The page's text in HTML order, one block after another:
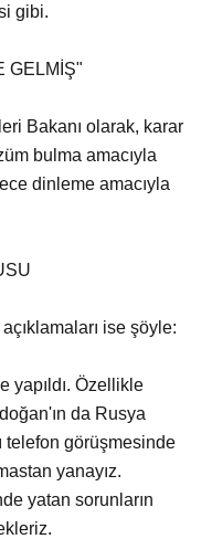
gibi.
GELMİŞ"
Bakanı olarak, karar
bulma amacıyla
dinleme amacıyla
ise şöyle:
yapıldı. Özellikle
da Rusya
telefon görüşmesinde
yanayız.
yatan sorunların